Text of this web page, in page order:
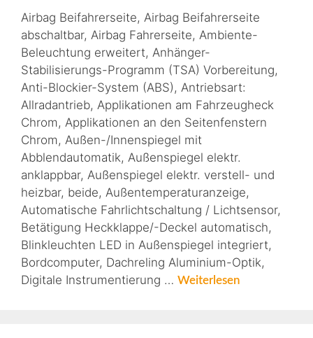
Airbag Beifahrerseite, Airbag Beifahrerseite
abschaltbar, Airbag Fahrerseite, Ambiente-
Beleuchtung erweitert, Anhänger-
Stabilisierungs-Programm (TSA) Vorbereitung,
Anti-Blockier-System (ABS), Antriebsart:
Allradantrieb, Applikationen am Fahrzeugheck
Chrom, Applikationen an den Seitenfenstern
Chrom, Außen-/Innenspiegel mit
Abblendautomatik, Außenspiegel elektr.
anklappbar, Außenspiegel elektr. verstell- und
heizbar, beide, Außentemperaturanzeige,
Automatische Fahrlichtschaltung / Lichtsensor,
Betätigung Heckklappe/-Deckel automatisch,
Blinkleuchten LED in Außenspiegel integriert,
Bordcomputer, Dachreling Aluminium-Optik,
Digitale Instrumentierung … Weiterlesen